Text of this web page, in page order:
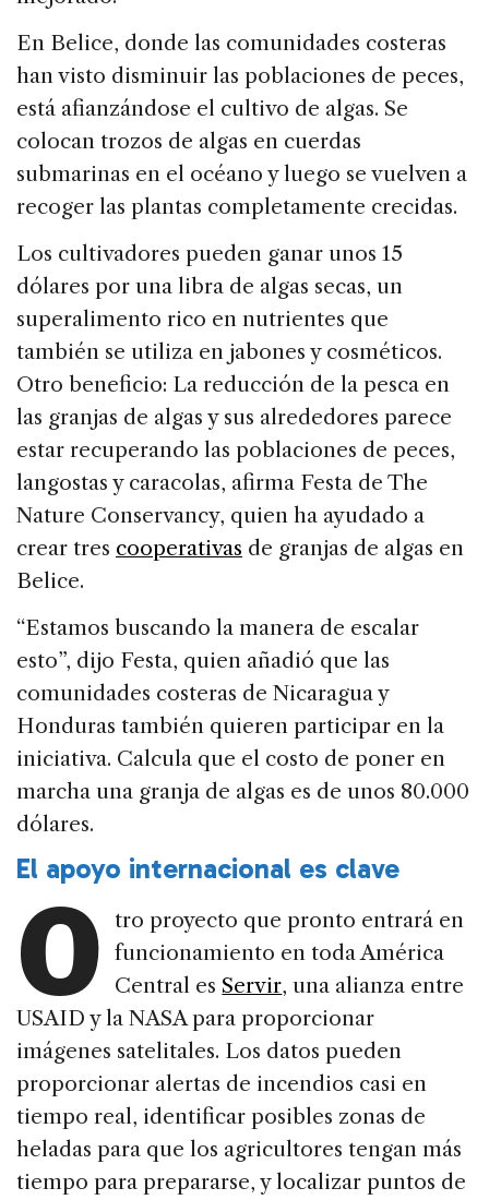
En Belice, donde las comunidades costeras
han visto disminuir las poblaciones de peces,
está afianzándose el cultivo de algas. Se
colocan trozos de algas en cuerdas
submarinas en el océano y luego se vuelven a
recoger las plantas completamente crecidas.
Los cultivadores pueden ganar unos 15
dólares por una libra de algas secas, un
superalimento rico en nutrientes que
también se utiliza en jabones y cosméticos.
Otro beneficio: La reducción de la pesca en
las granjas de algas y sus alrededores parece
estar recuperando las poblaciones de peces,
langostas y caracolas, afirma Festa de The
Nature Conservancy, quien ha ayudado a
crear tres cooperativas de granjas de algas en
Belice.
“Estamos buscando la manera de escalar
esto”, dijo Festa, quien añadió que las
comunidades costeras de Nicaragua y
Honduras también quieren participar en la
iniciativa. Calcula que el costo de poner en
marcha una granja de algas es de unos 80.000
dólares.
El apoyo internacional es clave
O
tro proyecto que pronto entrará en
funcionamiento en toda América
Central es Servir, una alianza entre
USAID y la NASA para proporcionar
imágenes satelitales. Los datos pueden
proporcionar alertas de incendios casi en
tiempo real, identificar posibles zonas de
heladas para que los agricultores tengan más
tiempo para prepararse, y localizar puntos de